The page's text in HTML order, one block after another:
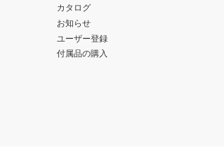
カタログ
お知らせ
ユーザー登録
付属品の購入